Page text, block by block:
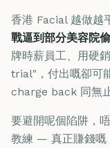
香港 Facial 越做越
戰逼到部分美容院
牌時薪員工、用硬
trial"，付出嘅卻可
charge back 同無
要避開呢個陷阱，
教練 — 真正賺錢